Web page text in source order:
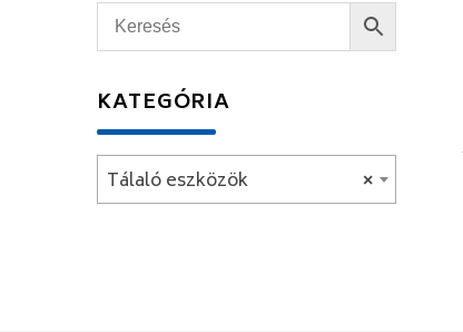
KATEGÓRIA
×
Tálaló eszközök